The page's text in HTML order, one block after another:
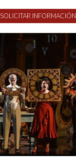
SOLICITAR INFORMACIÓN